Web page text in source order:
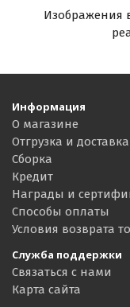
Изображения
Информация
О магазине
Отгрузка и доставка
Сборка
Кредит
Награды и
Способы оплаты
Условия возврата
Служба поддержки
Связаться с нами
Карта сайта